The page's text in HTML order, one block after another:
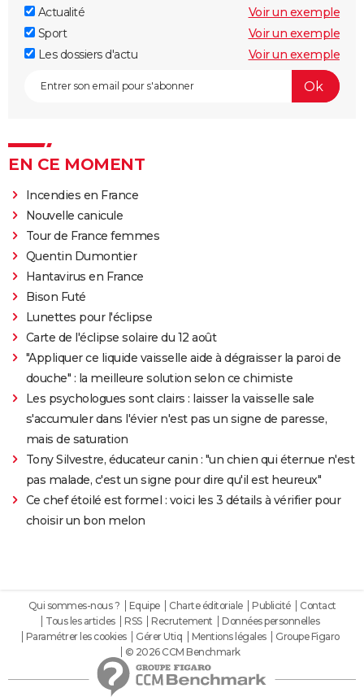
Actualité
Voir un exemple
Sport
Voir un exemple
Les dossiers d'actu
Voir un exemple
EN CE MOMENT
Incendies en France
Nouvelle canicule
Tour de France femmes
Quentin Dumontier
Hantavirus en France
Bison Futé
Lunettes pour l'éclipse
Carte de l'éclipse solaire du 12 août
"Appliquer ce liquide vaisselle aide à dégraisser la paroi de
douche" : la meilleure solution selon ce chimiste
Les psychologues sont clairs : laisser la vaisselle sale
s'accumuler dans l'évier n'est pas un signe de paresse,
mais de saturation
Tony Silvestre, éducateur canin : "un chien qui éternue n'est
pas malade, c'est un signe pour dire qu'il est heureux"
Ce chef étoilé est formel : voici les 3 détails à vérifier pour
choisir un bon melon
Qui sommes-nous ? Equipe Charte éditoriale Publicité
Contact
Tous les articles
RSS Recrutement
Données personnelles
Paramétrer les cookies
Gérer Utiq Mentions légales
Groupe Figaro
© 2026 CCM Benchmark